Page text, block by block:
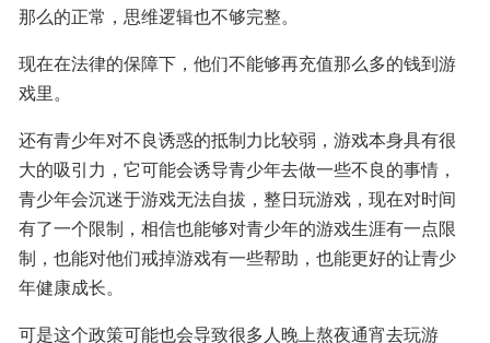
那么的正常，思维逻辑也不够完整。
现在在法律的保障下，他们不能够再充值那么多的钱到游
戏里。
还有青少年对不良诱惑的抵制力比较弱，游戏本身具有很
大的吸引力，它可能会诱导青少年去做一些不良的事情，
青少年会沉迷于游戏无法自拔，整日玩游戏，现在对时间
有了一个限制，相信也能够对青少年的游戏生涯有一点限
制，也能对他们戒掉游戏有一些帮助，也能更好的让青少
年健康成长。
可是这个政策可能也会导致很多人晚上熬夜通宵去玩游